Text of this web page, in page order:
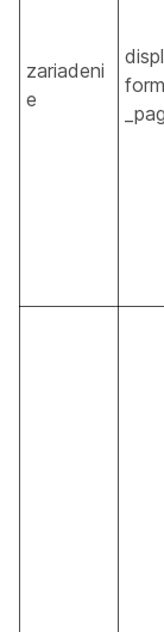
zariadeni
e